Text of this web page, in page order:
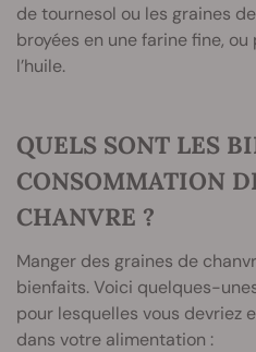
de tournesol ou les graines
broyées en une farine fine,
l’huile.
QUELS SONT LES
CONSOMMATION
CHANVRE ?
Manger des graines de
bienfaits. Voici quelques-
pour lesquelles vous devriez
dans votre alimentation :